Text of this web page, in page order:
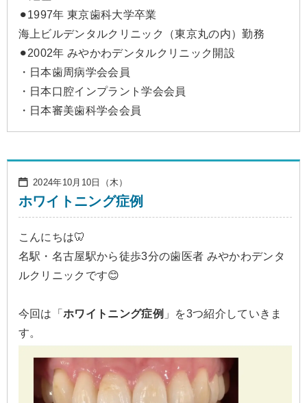
⚫︎1997年 東京歯科大学卒業
海上ビルデンタルクリニック（東京丸の内）勤務
⚫︎2002年 みやかわデンタルクリニック開設
・日本歯周病学会会員
・日本口腔インプラント学会会員
・日本審美歯科学会会員
2024年10月10日（木）
ホワイトニング症例
こんにちは🦷
名駅・名古屋駅から徒歩3分の歯医者 みやかわデンタ
ルクリニックです😊
今回は「ホワイトニング症例 」を3つ紹介していきま
す。